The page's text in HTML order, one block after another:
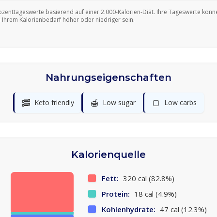
basierend auf einer 2.000-Kalorien-Diät. Ihre Tageswerte
Ihrem Kalorienbedarf höher oder niedriger sein.
Nahrungseigenschaften
🥓 Keto friendly 🍯 Low sugar 🍞 Low carbs
Kalorienquelle
Fett: 320 cal (82.8%)
Protein: 18 cal (4.9%)
Kohlenhydrate: 47 cal (12.3%)